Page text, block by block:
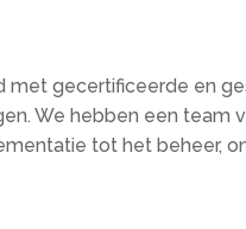
met gecertificeerde en
We hebben een team
tot het beheer,